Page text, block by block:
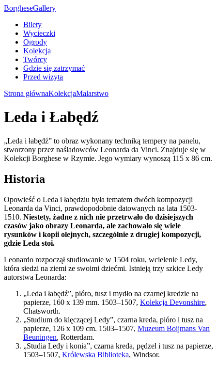
BorgheseGallery
Bilety
Wycieczki
Ogrody
Kolekcja
Twórcy
Gdzie się zatrzymać
Przed wizytą
Strona głównaKolekcjaMalarstwo
Leda i Łabędź
„Leda i łabędź” to obraz wykonany techniką tempery na panelu,
stworzony przez naśladowców Leonarda da Vinci. Znajduje się w
Kolekcji Borghese w Rzymie. Jego wymiary wynoszą 115 x 86 cm.
Historia
Opowieść o Leda i łabędziu była tematem dwóch kompozycji
Leonarda da Vinci, prawdopodobnie datowanych na lata 1503-
1510. Niestety, żadne z nich nie przetrwało do dzisiejszych
czasów jako obrazy Leonarda, ale zachowało się wiele
rysunków i kopii olejnych, szczególnie z drugiej kompozycji,
gdzie Leda stoi.
Leonardo rozpoczął studiowanie w 1504 roku, wcielenie Ledy,
która siedzi na ziemi ze swoimi dziećmi. Istnieją trzy szkice Ledy
autorstwa Leonarda:
„Leda i łabędź”, pióro, tusz i mydło na czarnej kredzie na
papierze, 160 x 139 mm. 1503–1507, Kolekcja Devonshire,
Chatsworth.
„Studium do klęczącej Ledy”, czarna kreda, pióro i tusz na
papierze, 126 x 109 cm. 1503–1507, Muzeum Boijmans Van
Beuningen, Rotterdam.
„Studia Ledy i konia”, czarna kreda, pędzel i tusz na papierze,
1503–1507, Królewska Biblioteka, Windsor.